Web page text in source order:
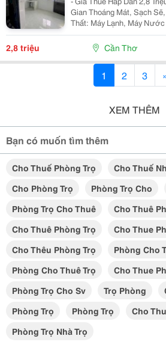
Gian Thoáng Mát, Sạch
Thất: Máy Lạnh, Máy
Điện 4K. Nước 13K -
Nhà Xe - Gần Gũi Với Các
2,8 triệu Cần Thơ
1 2 3
XEM THÊM
Bạn có muốn tìm thêm
Cho Thuế Phòng Trọ
Cho Thuế
Cho Phòng Trọ
Phòng Trọ Cho
Phòng Trọ Cho Thuê
Cho Thuê
Cho Thuê Phòng Trọ
Cho Thue
Cho Thêu Phòng Trọ
Phòng Cho
Phòng Cho Thuê Trọ
Cho Thue
Phòng Trọ Cho Sv
Trọ Phòng
Phòng Trọ
Phòng Trọ
Cho
Phòng Trọ Nhà Trọ